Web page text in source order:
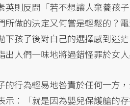
英則反問「若不想讓人棄養孩
所做的決定又何嘗是輕鬆的？
下孩子後對自己的選擇感到迷
出人們一味地將過錯怪罪於女
的行為輕易地咎責於任何一方
示：「就是因為嬰兒保護艙的